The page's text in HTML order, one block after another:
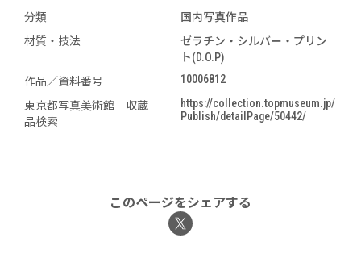
分類
国内写真作品
材質・技法
ゼラチン・シルバー・プリン
ト(D.O.P)
作品／資料番号
10006812
東京都写真美術館 収蔵
品検索
https://collection.topmuseum.jp/
Publish/detailPage/50442/
このページをシェアする